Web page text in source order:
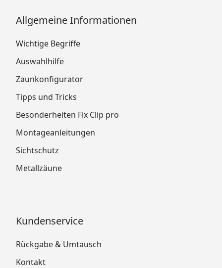
Allgemeine Informationen
Wichtige Begriffe
Auswahlhilfe
Zaunkonfigurator
Tipps und Tricks
Besonderheiten Fix Clip pro
Montageanleitungen
Sichtschutz
Metallzäune
Kundenservice
Rückgabe & Umtausch
Kontakt